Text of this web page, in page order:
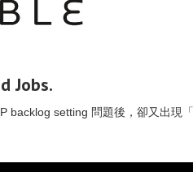
Jobs.
backlog setting 問題後，卻又出現「